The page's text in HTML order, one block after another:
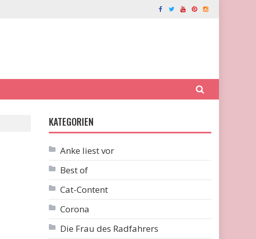
KATEGORIEN
Anke liest vor
Best of
Cat-Content
Corona
Die Frau des Radfahrers